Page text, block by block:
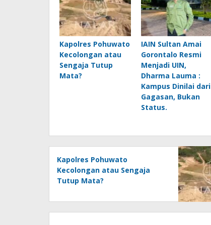
Kapolres Pohuwato
Kecolongan atau
Sengaja Tutup
Mata?
IAIN Sultan Amai
Gorontalo Resmi
Menjadi UIN,
Dharma Lauma :
Kampus Dinilai dari
Gagasan, Bukan
Status.
Kapolres Pohuwato
Kecolongan atau Sengaja
Tutup Mata?